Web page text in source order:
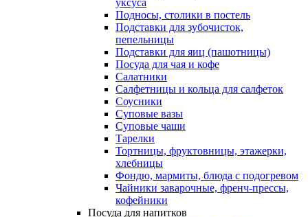
уксуса
Подносы, столики в постель
Подставки для зубочисток,
пепельницы
Подставки для яиц (пашотницы)
Посуда для чая и кофе
Салатники
Салфетницы и кольца для салфеток
Соусники
Суповые вазы
Суповые чаши
Тарелки
Тортницы, фруктовницы, этажерки,
хлебницы
Фондю, мармиты, блюда с подогревом
Чайники заварочные, френч-прессы,
кофейники
Посуда для напитков